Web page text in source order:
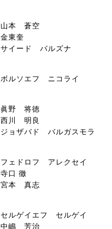
山本 蒼空
金東奎
サイード バルズナ
ボルソエフ ニコライ
眞野 将徳
西川 明良
ジョザバド バルガスモラ
フェドロフ アレクセイ
寺口 徹
宮本 真志
セルゲイエフ セルゲイ
中嶋 芳治